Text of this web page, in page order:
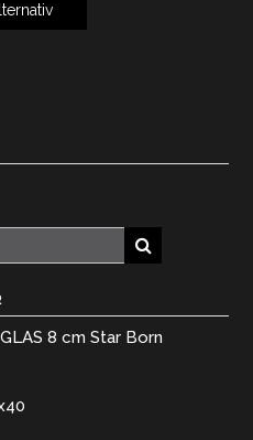
8 cm Star Born